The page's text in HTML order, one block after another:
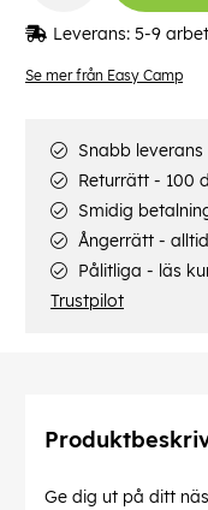
Se mer från Easy Camp
Leverans: 5-9
Snabb
Returrätt - 100
Smidig
Ångerrätt -
Pålitliga - läs
Trustpilot
Ge dig ut på ditt